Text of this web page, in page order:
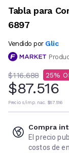
Tabla para
6897
Vendido por Glic
$116.688 25
$87.516
Precio s/imp. nac. $87.516
Compra
El precio
costos de